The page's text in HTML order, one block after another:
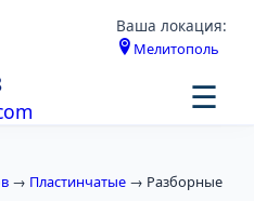
Ваша локация:
Мелитополь
☰
→ Пластинчатые → Разборные